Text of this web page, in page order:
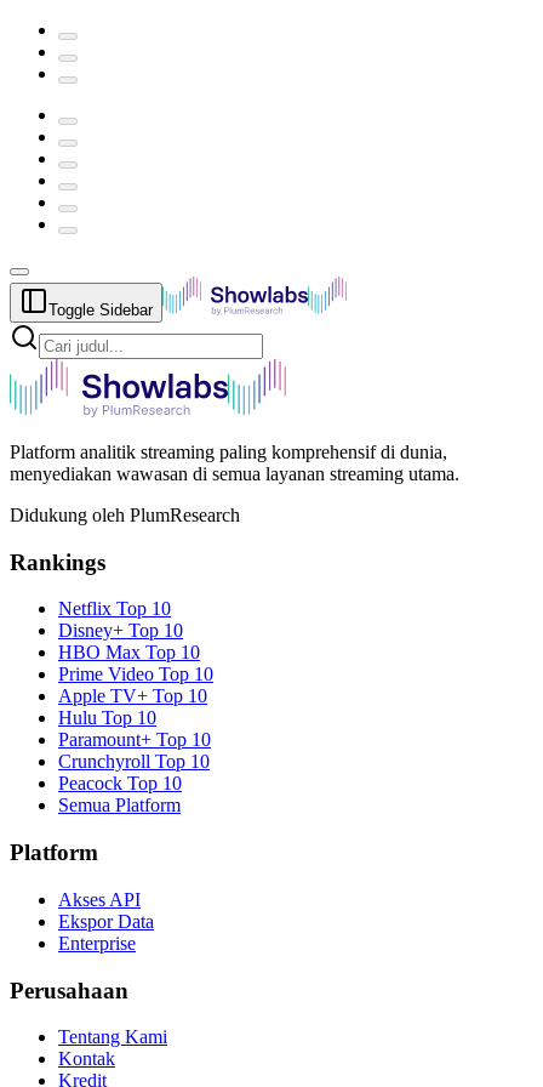
Toggle Sidebar
Platform analitik streaming paling komprehensif di dunia,
menyediakan wawasan di semua layanan streaming utama.
Didukung oleh PlumResearch
Rankings
Netflix Top 10
Disney+ Top 10
HBO Max Top 10
Prime Video Top 10
Apple TV+ Top 10
Hulu Top 10
Paramount+ Top 10
Crunchyroll Top 10
Peacock Top 10
Semua Platform
Platform
Akses API
Ekspor Data
Enterprise
Perusahaan
Tentang Kami
Kontak
Kredit